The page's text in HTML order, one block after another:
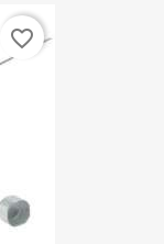
favorite_border